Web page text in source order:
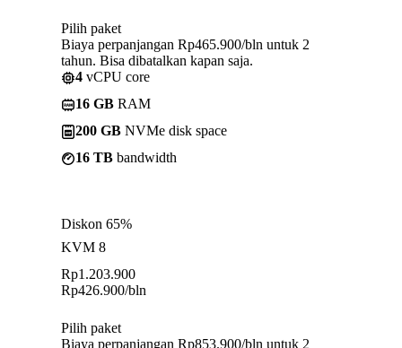
Pilih paket
Biaya perpanjangan Rp465.900/bln untuk 2
tahun. Bisa dibatalkan kapan saja.
4 vCPU core
16 GB RAM
200 GB NVMe disk space
16 TB bandwidth
Diskon 65%
KVM 8
Rp1.203.900
Rp426.900/bln
Pilih paket
Biaya perpanjangan Rp853.900/bln untuk 2